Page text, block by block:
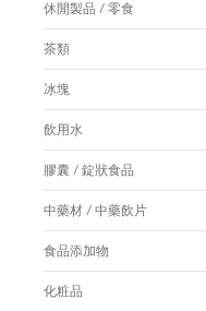
休閒製品 / 零食
茶類
冰塊
飲用水
膠囊 / 錠狀食品
中藥材 / 中藥飲片
食品添加物
化粧品